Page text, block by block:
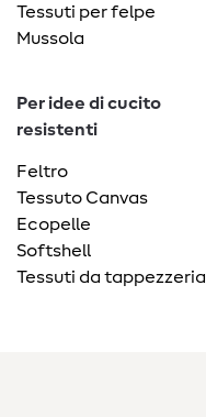
Tessuti per felpe
Mussola
Per idee di cucito
resistenti
Feltro
Tessuto Canvas
Ecopelle
Softshell
Tessuti da tappezzeria